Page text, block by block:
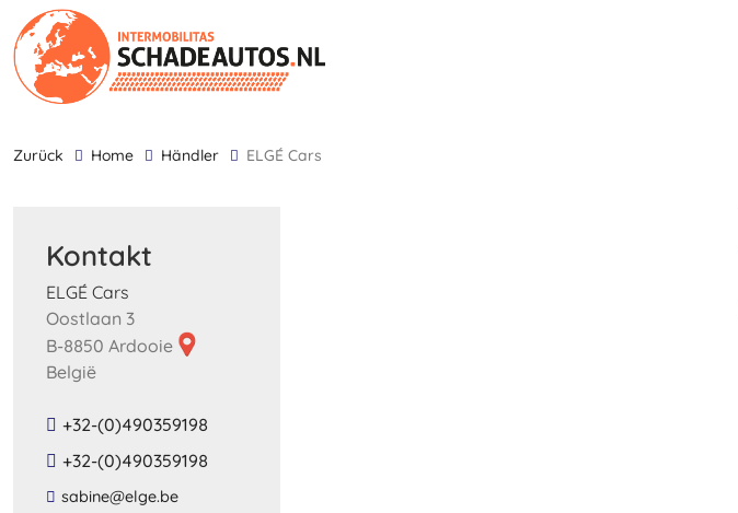
zurück Home Händler ELGÉ Cars
Kontakt
ELGÉ Cars
Oostlaan 3
B-8850 Ardooie
België
+32-(0)490359198
+32-(0)490359198
​sabine​@​elge​.​be​